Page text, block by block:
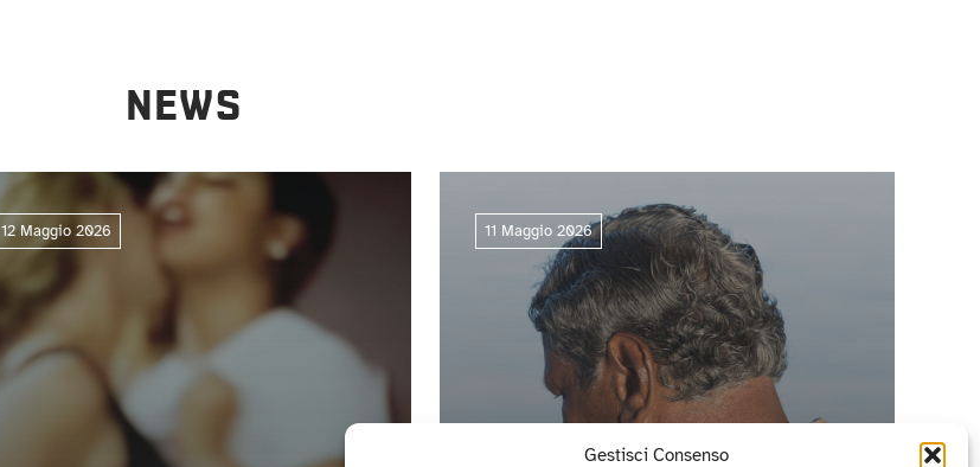
Gestisci Consenso
NEWS
12 Maggio 2026 11 Maggio 2026